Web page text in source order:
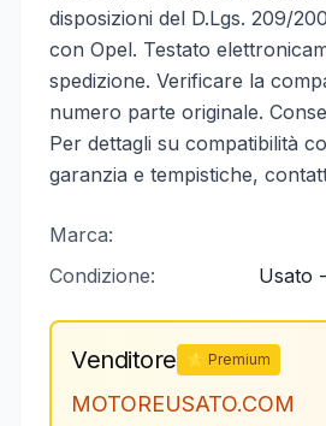
disposizioni del D.Lgs. 209/
con Opel. Testato
spedizione. Verificare la
numero parte originale.
Per dettagli su compatibilità
garanzia e tempistiche,
Marca:
Condizione:
Usato
Venditore ⭐ Premium
MOTOREUSATO.COM